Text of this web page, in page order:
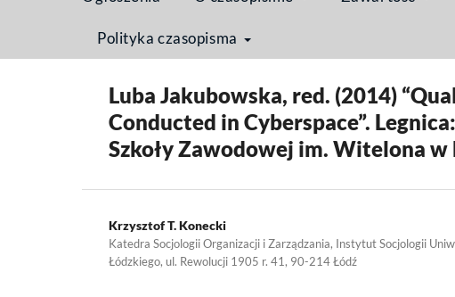
Polityka czasopisma
Strona domowa / Archiwum
Luba Jakubowska, red. (2014)
Conducted in Cyberspace”.
Szkoły Zawodowej im. Witelona w
Krzysztof T. Konecki
Katedra Socjologii Organizacji i Zarządzania, Instytut Socjologii
Łódzkiego, ul. Rewolucji 1905 r. 41, 90-214 Łódź